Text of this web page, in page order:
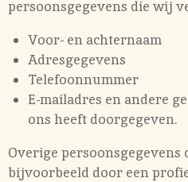
persoonsgegevens die wij
Voor- en achternaam
Adresgegevens
Telefoonnummer
E-mailadres en andere
ons heeft doorgegeven.
Overige
bijvoorbeeld door een